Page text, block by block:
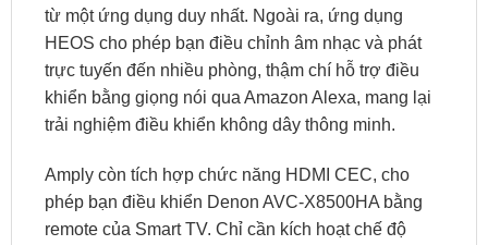
từ một ứng dụng duy nhất. Ngoài ra, ứng dụng
HEOS cho phép bạn điều chỉnh âm nhạc và phát
trực tuyến đến nhiều phòng, thậm chí hỗ trợ điều
khiển bằng giọng nói qua Amazon Alexa, mang lại
trải nghiệm điều khiển không dây thông minh.
Amply còn tích hợp chức năng HDMI CEC, cho
phép bạn điều khiển Denon AVC-X8500HA bằng
remote của Smart TV. Chỉ cần kích hoạt chế độ